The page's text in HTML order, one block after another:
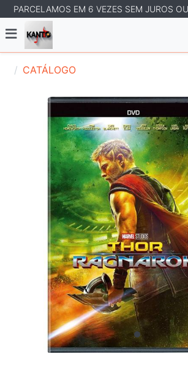
PARCELAMOS EM 6 VEZES SEM JUROS
CATÁLOGO